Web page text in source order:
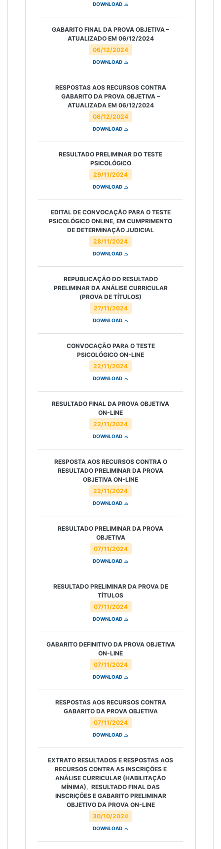
DOWNLOAD
06/12/2024
GABARITO FINAL DA PROVA OBJETIVA –
ATUALIZADO EM 06/12/2024
DOWNLOAD
06/12/2024
RESPOSTAS AOS RECURSOS CONTRA
GABARITO DA PROVA OBJETIVA –
ATUALIZADA EM 06/12/2024
DOWNLOAD
29/11/2024
RESULTADO PRELIMINAR DO TESTE
PSICOLÓGICO
DOWNLOAD
28/11/2024
EDITAL DE CONVOCAÇÃO PARA O TESTE
PSICOLÓGICO ONLINE, EM CUMPRIMENTO
DE DETERMINAÇÃO JUDICIAL
DOWNLOAD
27/11/2024
REPUBLICAÇÃO DO RESULTADO
PRELIMINAR DA ANÁLISE CURRICULAR
(PROVA DE TÍTULOS)
DOWNLOAD
22/11/2024
CONVOCAÇÃO PARA O TESTE
PSICOLÓGICO ON-LINE
DOWNLOAD
22/11/2024
RESULTADO FINAL DA PROVA OBJETIVA
ON-LINE
DOWNLOAD
22/11/2024
RESPOSTA AOS RECURSOS CONTRA O
RESULTADO PRELIMINAR DA PROVA
OBJETIVA ON-LINE
DOWNLOAD
07/11/2024
RESULTADO PRELIMINAR DA PROVA
OBJETIVA
DOWNLOAD
07/11/2024
RESULTADO PRELIMINAR DA PROVA DE
TÍTULOS
DOWNLOAD
07/11/2024
GABARITO DEFINITIVO DA PROVA OBJETIVA
ON-LINE
DOWNLOAD
07/11/2024
RESPOSTAS AOS RECURSOS CONTRA
GABARITO DA PROVA OBJETIVA
DOWNLOAD
30/10/2024
EXTRATO RESULTADOS E RESPOSTAS AOS
RECURSOS CONTRA AS INSCRIÇÕES E
ANÁLISE CURRICULAR (HABILITAÇÃO
MÍNIMA), RESULTADO FINAL DAS
INSCRIÇÕES E GABARITO PRELIMINAR
OBJETIVO DA PROVA ON-LINE
DOWNLOAD